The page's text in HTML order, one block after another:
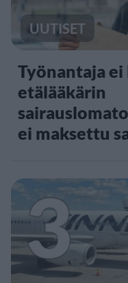
UUTISET
Työnantaja
etälääkärin
ei maksettu
3